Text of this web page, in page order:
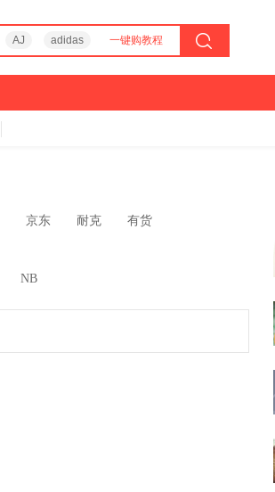
AJ adidas 一键购教程
京东 耐克 有货
NB